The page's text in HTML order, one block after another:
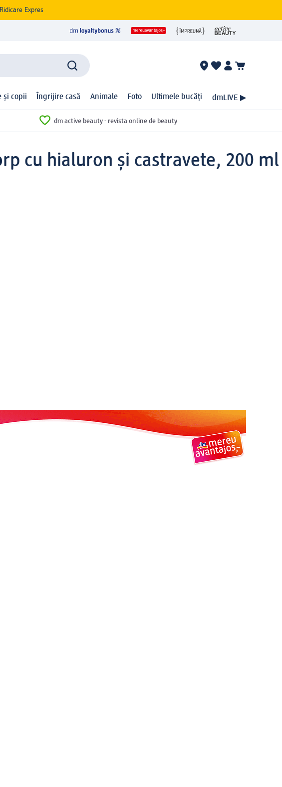
Expres
și copii Îngrijire casă Animale Foto Ultimele bucăți dmLIVE ▶
dm active beauty - revista online de beauty
cu hialuron și castravete, 200 ml